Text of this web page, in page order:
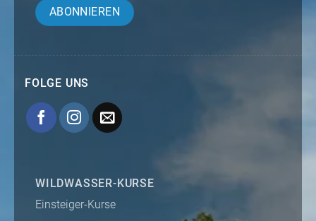
FOLGE UNS
WILDWASSER-KURSE
Einsteiger-Kurse